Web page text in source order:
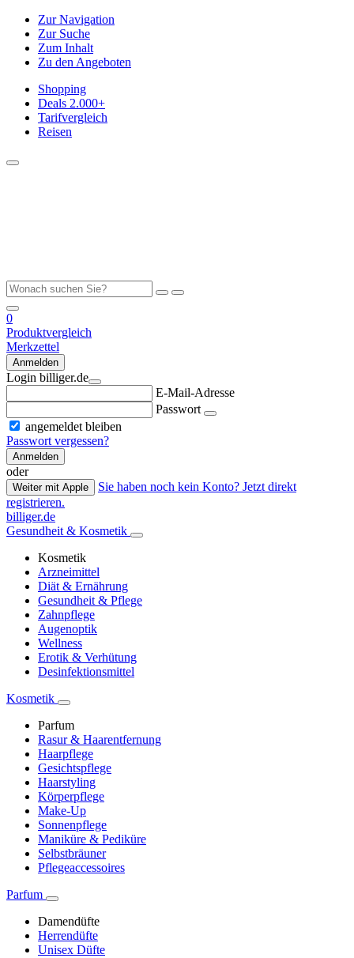
Zur Navigation
Zur Suche
Zum Inhalt
Zu den Angeboten
Shopping
Deals 2.000+
Tarifvergleich
Reisen
0
Produktvergleich
Merkzettel
Anmelden
Login billiger.de
E-Mail-Adresse
Passwort
angemeldet bleiben
Passwort vergessen?
Anmelden
oder
Weiter mit Apple
Sie haben noch kein Konto? Jetzt direkt
registrieren.
billiger.de
Gesundheit & Kosmetik
Kosmetik
Arzneimittel
Diät & Ernährung
Gesundheit & Pflege
Zahnpflege
Augenoptik
Wellness
Erotik & Verhütung
Desinfektionsmittel
Kosmetik
Parfum
Rasur & Haarentfernung
Haarpflege
Gesichtspflege
Haarstyling
Körperpflege
Make-Up
Sonnenpflege
Maniküre & Pediküre
Selbstbräuner
Pflegeaccessoires
Parfum
Damendüfte
Herrendüfte
Unisex Düfte